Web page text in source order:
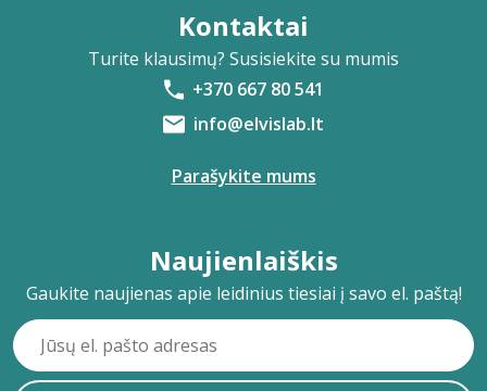
Kontaktai
Turite klausimų? Susisiekite su mumis
+370 667 80 541
info@elvislab.lt
Parašykite mums
Naujienlaiškis
Gaukite naujienas apie leidinius tiesiai į savo el. paštą!